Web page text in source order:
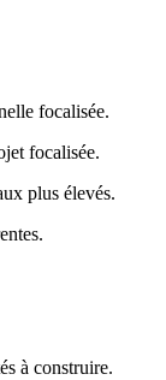
focalisée.
focalisée.
plus élevés.
à construire.